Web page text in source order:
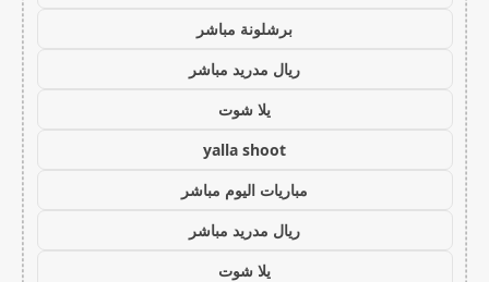
برشلونة مباشر
ريال مدريد مباشر
يلا شوت
yalla shoot
مباريات اليوم مباشر
ريال مدريد مباشر
يلا شوت